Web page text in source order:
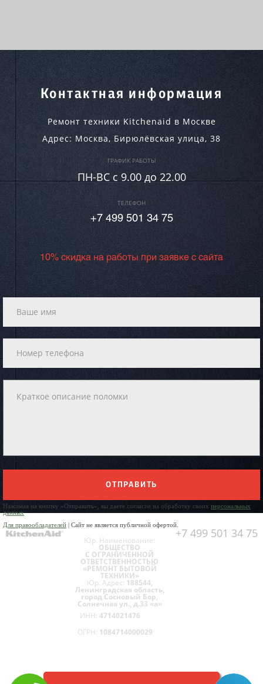
Контактная информация
Ремонт техники Kitchenaid в Москве
Адрес: Москва, Бирюлёвская улица, 38
ГРАФИК РАБОТЫ
ПН-ВC c 9.00 до 22.00
ТЕЛЕФОН
+7 499 501 34 75
10% скидка на работы при заявке с сайта
ОТПРАВИТЬ
Нажимая на кнопку «Отправить», вы даете согласие на обработку своих персональных
данных
Для правообладателей | Сайт не является публичной офертой.
+7 499 501 34 75
Юр. Наименование:
ОБЩЕСТВО
С ОГРАНИЧЕННОЙ
ОТВЕТСТВЕННОСТЬЮ
«РЕМОНТ БЫТОВОЙ
ТЕХНИКИ»
Юр. Адрес: 188544,
Ленинградская область,
город Сосновый Бор,
Солнечная ул., д.33 «а»
ИНН: 4714021476
ОГРН: 1084714000029